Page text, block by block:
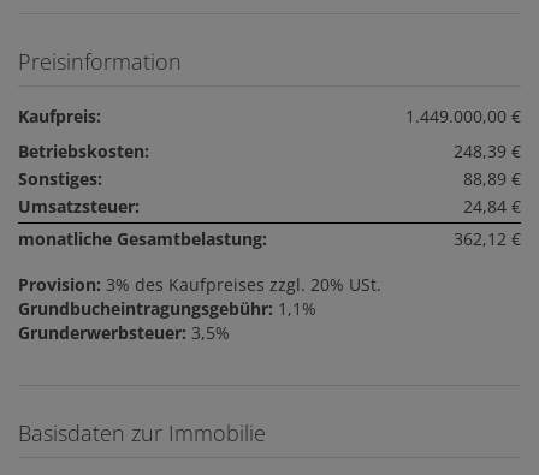
Preisinformation
Kaufpreis:
1.449.000,00 €
Betriebskosten:
248,39 €
Sonstiges:
88,89 €
Umsatzsteuer:
24,84 €
monatliche Gesamtbelastung:
362,12 €
Provision: 3% des Kaufpreises zzgl. 20% USt.
Grundbucheintragungsgebühr: 1,1%
Grunderwerbsteuer: 3,5%
Basisdaten zur Immobilie